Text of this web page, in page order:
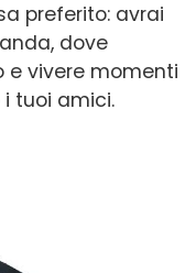
preferito: avrai
dove
e vivere momenti
tuoi amici.